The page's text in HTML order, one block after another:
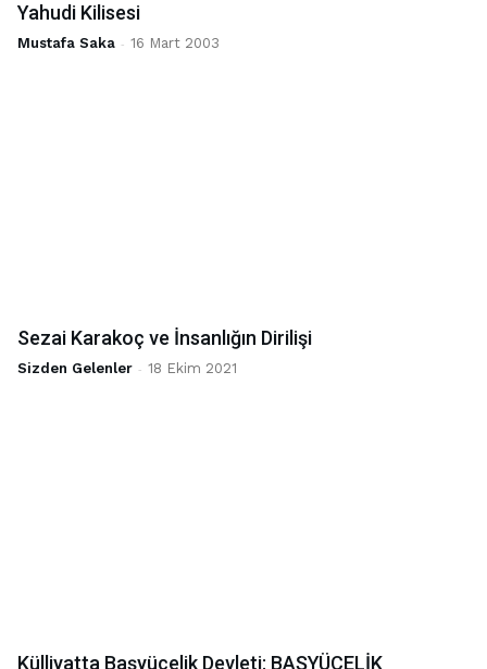
Yahudi Kilisesi
Mustafa Saka - 16 Mart 2003
Sezai Karakoç ve İnsanlığın Dirilişi
Sizden Gelenler - 18 Ekim 2021
Külliyatta Başyücelik Devleti: BAŞYÜCELİK